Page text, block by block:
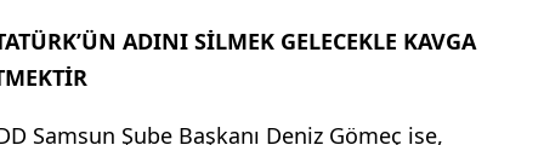
ADINI SİLMEK GELECEKLE KAVGA
Samsun Şube Başkanı Deniz Gömeç ise,